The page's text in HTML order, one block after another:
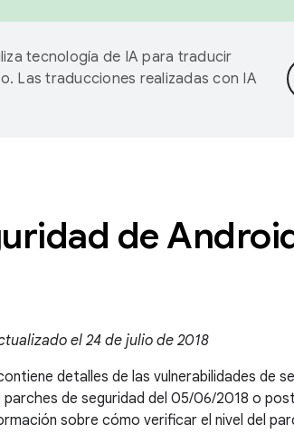
tecnología de IA para traducir
Las traducciones realizadas con IA
de
el 24 de julio de 2018
detalles de las vulnerabilidades de
parches de seguridad del 05/06/2018 o
sobre cómo verificar el nivel del